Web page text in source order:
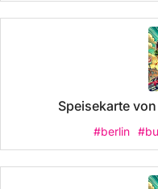
Speisekarte
#berlin